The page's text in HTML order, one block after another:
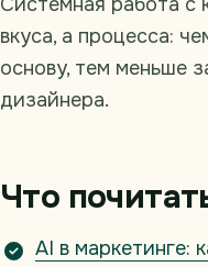
вкуса, а процесса:
основу, тем меньше
дизайнера.
Что
AI в маркетинге: